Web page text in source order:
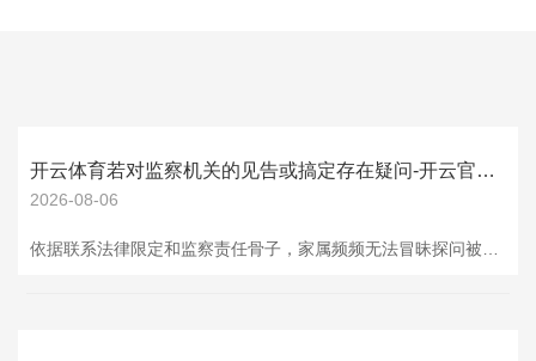
开云体育若对监察机关的见告或搞定存在疑问-开云官网切尔西赞助商(2025已更新(最新/官方/入口)
2026-08-06